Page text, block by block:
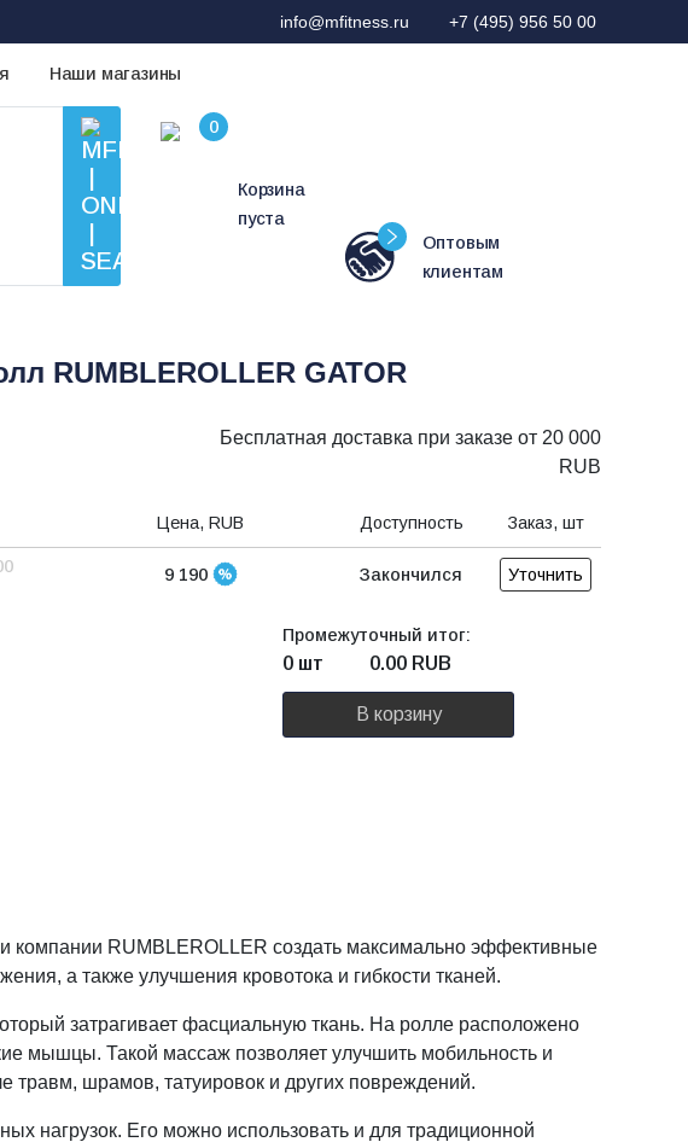
info@mfitness.ru +7 (495) 956 50 00
Наши магазины
Корзина
пуста
Оптовым
клиентам
RUMBLEROLLER GATOR
Бесплатная доставка при заказе от 20 000
RUB
Цена, RUB Доступность Заказ, шт
9 190 Закончился Уточнить
Промежуточный итог:
0 шт 0.00 RUB
В корзину
компании RUMBLEROLLER создать максимально эффективные
а также улучшения кровотока и гибкости тканей.
затрагивает фасциальную ткань. На ролле расположено
мышцы. Такой массаж позволяет улучшить мобильность и
травм, шрамов, татуировок и других повреждений.
нагрузок. Его можно использовать и для традиционной